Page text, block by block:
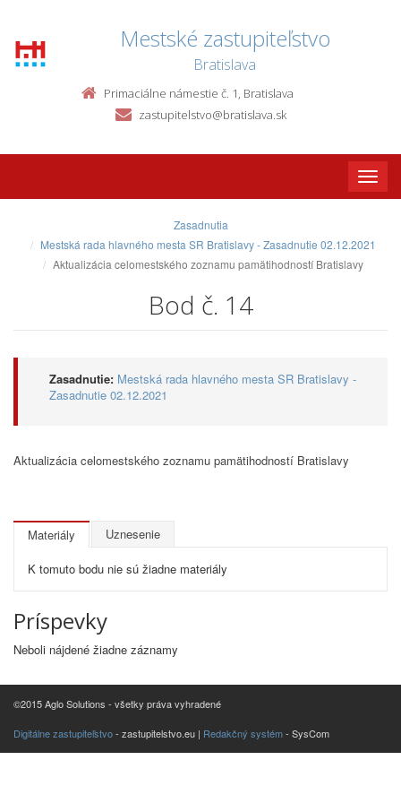
Mestské zastupiteľstvo
Bratislava
Primaciálne námestie č. 1, Bratislava
zastupitelstvo@bratislava.sk
Toggle
Zasadnutia
Mestská rada hlavného mesta SR Bratislavy - Zasadnutie 02.12.2021
Aktualizácia celomestského zoznamu pamätihodností Bratislavy
Bod č. 14
Zasadnutie: Mestská rada hlavného mesta SR Bratislavy -
Zasadnutie 02.12.2021
Aktualizácia celomestského zoznamu pamätihodností Bratislavy
Materiály Uznesenie
K tomuto bodu nie sú žiadne materiály
Príspevky
Neboli nájdené žiadne záznamy
©2015 Aglo Solutions - všetky práva vyhradené
Digitálne zastupiteľstvo- zastupitelstvo.eu | Redakčný systém- SysCom